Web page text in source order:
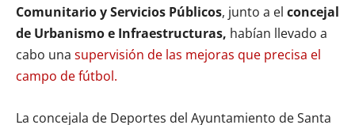
Comunitario y Servicios Públicos, junto a el concejal
de Urbanismo e Infraestructuras, habían llevado a
cabo una supervisión de las mejoras que precisa el
campo de fútbol.
La concejala de Deportes del Ayuntamiento de Santa